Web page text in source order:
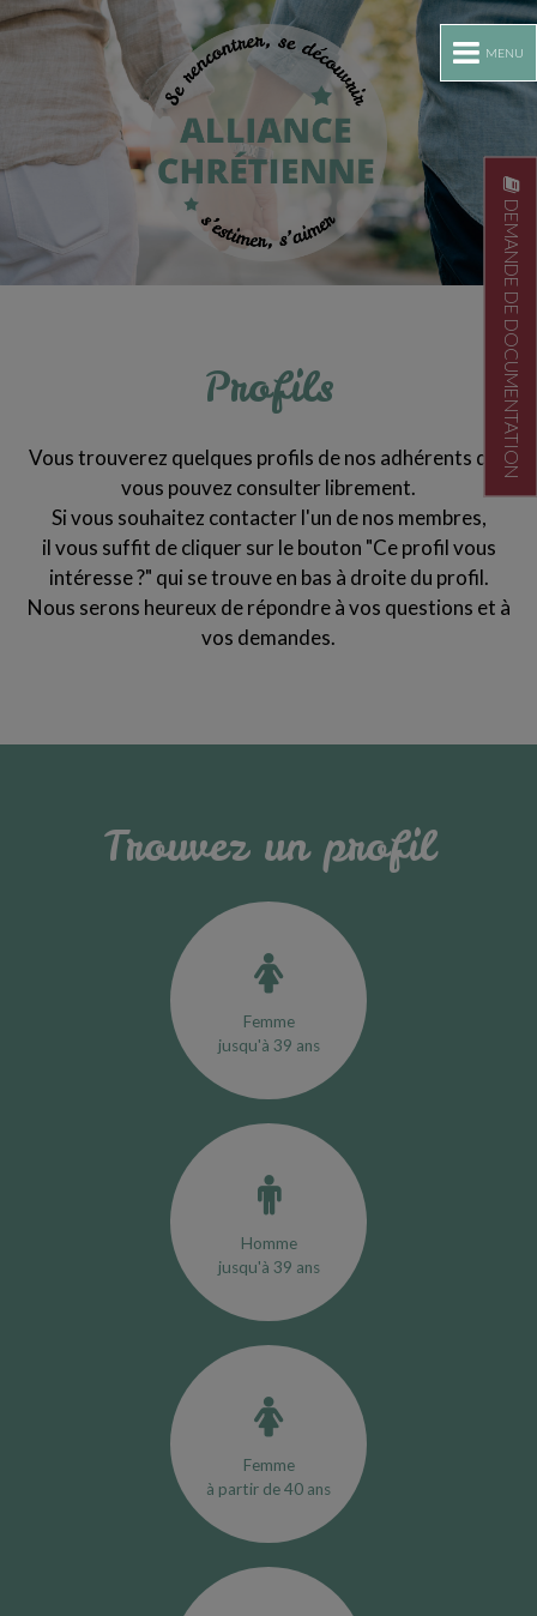
MENU
DEMANDE DE DOCUMENTATION
Profils
Vous trouverez quelques profils de nos adhérents que
vous pouvez consulter librement.
Si vous souhaitez contacter l'un de nos membres,
il vous suffit de cliquer sur le bouton "Ce profil vous
intéresse ?" qui se trouve en bas à droite du profil.
Nous serons heureux de répondre à vos questions et à
vos demandes.
Trouvez un profil
Femme
jusqu'à 39 ans
Homme
jusqu'à 39 ans
Femme
à partir de 40 ans